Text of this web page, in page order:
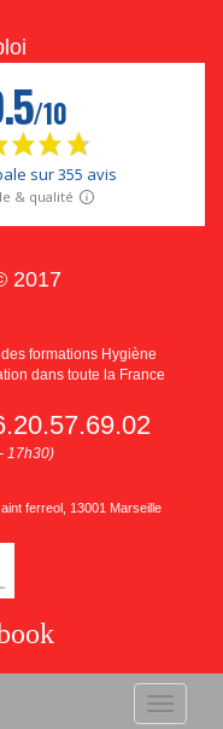
2017
formations Hygiène
dans toute la France
17h30)
ferreol, 13001 Marseille
Toggle